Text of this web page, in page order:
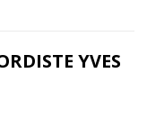
YVES